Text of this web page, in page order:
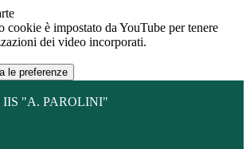
cookie è impostato da YouTube per tenere
dei video incorporati.
le preferenze
IIS "A. PAROLINI"